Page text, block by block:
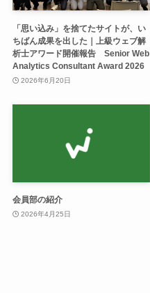
「思い込み」を捨てたサイトが、い
ちばん成果を出した｜上級ウェブ解
析士アワード開催報告 Senior Web
Analytics Consultant Award 2026
2026年6月20日
会員部の紹介
2026年4月25日